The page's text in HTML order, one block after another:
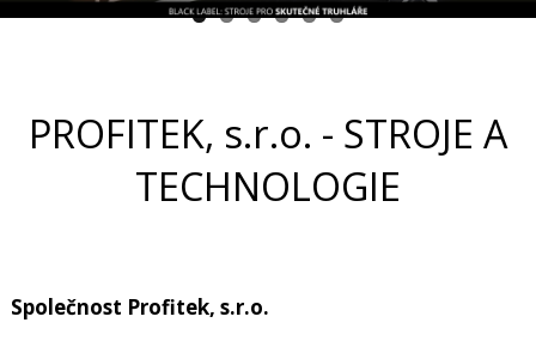
PROFITEK, s.r.o. - STROJE A
TECHNOLOGIE
Společnost Profitek, s.r.o.